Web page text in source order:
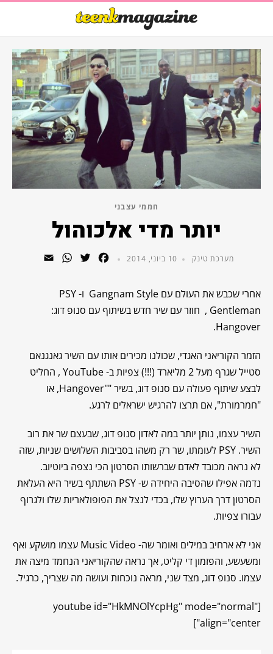
חממי עצבני
יותר מדי אלכוהול
מערכת טינק 10 ביוני, 2014 Facebook
Twitter
WhatsApp
אחרי שכבש את העולם עם Gangnam Style ו- PSY
, Gentleman חוזר עם שיר חדש בשיתוף עם סנופ דוג:
Hangover.
הזמר הקוריאני האגדי, שכולנו מכירים אותו עם השיר גאנגנאם
סטייל שגרף מעל 2 מליארד (!!!) צפיות ב- YouTube , החליט
לבצע שיתוף פעולה עם סנופ דוג, בשיר ""Hangover, או
"חמרמורת", אם תרצו להרגיש ישראלים לרגע.
השיר עצמו, נותן יותר במה לאדון סנופ דוג, שבעצם שר את רוב
השיר. PSY לעומתו, שר רק משהו בסביבות השלושים שניות, שזה
לא נראה מכובד לאדם שברשותו הסרטון הכי נצפה ביוטיוב.
נדמה אפילו שהסיבה היחידה ש- PSY השתתף בשיר היא העלאת
הסרטון דרך הערוץ שלו, בכדי לנצל את הפופולאריות שלו ולגרוף
עבורו צפיות.
אני לא ארחיב במילים ואומר שה- Music Video עצמו מושקע ואף
ומשעשע, והפזמון די קליט, אך נראה שהקוריאני הנחמד מיצה את
עצמו. סנופ דוג, מצד שני, מראה נוכחות ועושה מה שצריך, כרגיל.
[youtube id="HkMNOlYcpHg" mode="normal"
align="center"]